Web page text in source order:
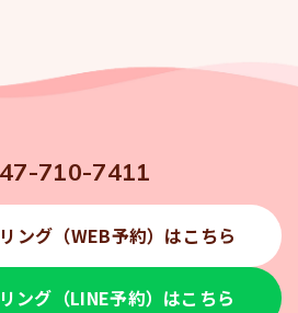
710-7411
ング（WEB予約）はこちら
ング（LINE予約）はこちら